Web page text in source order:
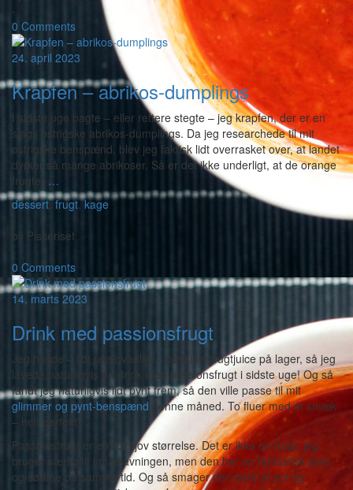
-
0 Comments
24. april 2023
Krapfen – abrikos-dumplings
I sidste uge bagte – eller rettere stegte – jeg krapfen, der er en
slags østrigske abrikos-dumplings. Da jeg researchede til mit
østrigske benspænd, blev jeg faktisk lidt overrasket over, at landet
dyrker så mange abrikoser. Så er det ikke underligt, at de orange
frugter …
dessert,frugt,kage
-
by Piskeriset
-
0 Comments
14. marts 2023
Drink med passionsfrugt
Jeg havde – lidt usædvanligt – passionsfrugtjuice på lager, så jeg
lavede naturligvis en drink med passionsfrugt i sidste uge! Og så
fandt jeg naturligvis lidt pynt frem, så den ville passe til mit
glimmer og pynt-benspænd denne måned. To fluer med ét smæk
– helt perfekt!
Passionsfrugt er en lidt sjov størrelse. Det er ikke en frugt, jeg
bruger særlig tit i madlavningen, men den har en fantastisk syre
og sødme på samme tid. Og så smager den bare af sol og